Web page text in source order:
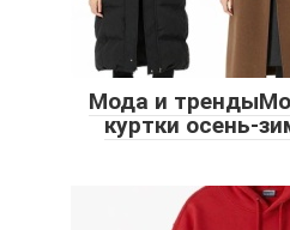
Мода и
куртки осень-